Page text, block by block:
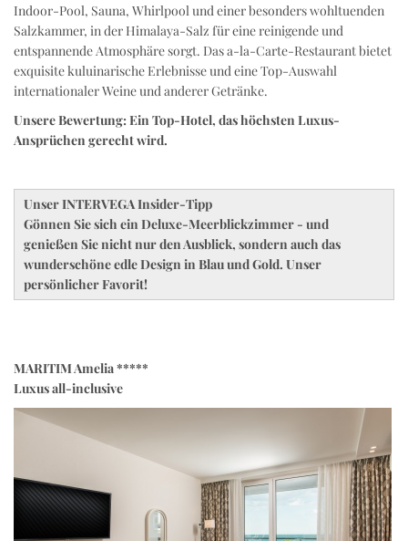
Indoor-Pool, Sauna, Whirlpool und einer besonders wohltuenden
Salzkammer, in der Himalaya-Salz für eine reinigende und
entspannende Atmosphäre sorgt. Das a-la-Carte-Restaurant bietet
exquisite kuluinarische Erlebnisse und eine Top-Auswahl
internationaler Weine und anderer Getränke.
Unsere Bewertung: Ein Top-Hotel, das höchsten Luxus-
Ansprüchen gerecht wird.
Unser INTERVEGA Insider-Tipp
Gönnen Sie sich ein Deluxe-Meerblickzimmer - und
genießen Sie nicht nur den Ausblick, sondern auch das
wunderschöne edle Design in Blau und Gold. Unser
persönlicher Favorit!
MARITIM Amelia *****
Luxus all-inclusive